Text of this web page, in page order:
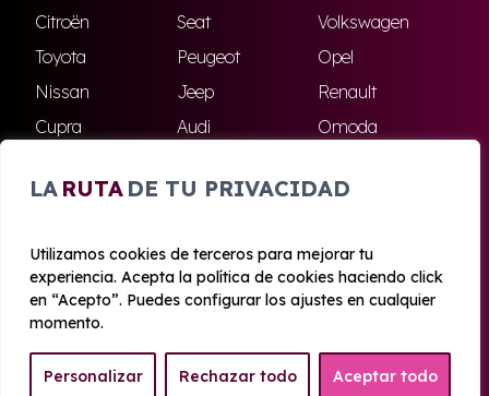
LA RUTA DE TU PRIVACIDAD
Utilizamos cookies de terceros para mejorar tu
experiencia. Acepta la política de cookies haciendo click
en “Acepto”. Puedes configurar los ajustes en cualquier
momento.
Personalizar Rechazar todo Aceptar todo
Citroën
Seat
Volkswagen
Toyota
Peugeot
Opel
Nissan
Jeep
Renault
Cupra
Audi
Omoda
Skoda
Ford Todas las marcas
© 2020 - 2026 Azahara Renting
Aviso legal y Privacidad